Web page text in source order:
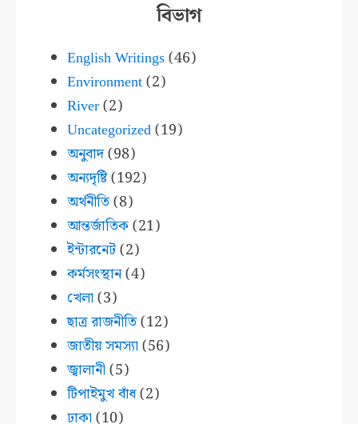
বিভাগ
English Writings(46)
Environment(2)
River(2)
Uncategorized(19)
অনুবাদ(98)
অন্যদৃষ্টি(192)
অর্থনীতি(8)
আন্তর্জাতিক(21)
ইন্টারনেট(2)
কর্মসংস্থান(4)
খেলা (3)
ছাত্র রাজনীতি(12)
জাতীয় সমস্যা (56)
জ্বালানী (5)
টিপাইমুখ বাঁধ(2)
ঢাকা (10)